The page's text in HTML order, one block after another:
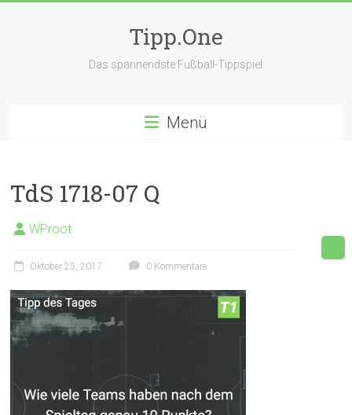
Tipp.One
Das spannendste Fußball-Tippspiel
Menü
TdS 1718-07 Q
WProot
Oktober 25, 2017 0 Kommentare